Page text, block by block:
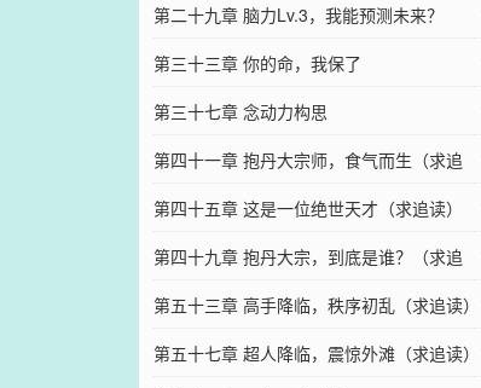
第二十九章 脑力Lv.3，我能预测未来？
第三十三章 你的命，我保了
第三十七章 念动力构思
第四十一章 抱丹大宗师，食气而生（求追
读）
第四十五章 这是一位绝世天才（求追读）
第四十九章 抱丹大宗，到底是谁？（求追
读）
第五十三章 高手降临，秩序初乱（求追读）
第五十七章 超人降临，震惊外滩（求追读）